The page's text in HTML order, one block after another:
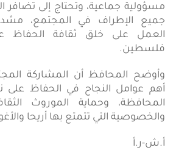
مسؤولية جماعية، وتحتاج إلى تضافر
جميع الإطراف في المجتمع،
العمل على خلق ثقافة الحفاظ
فلسطين.
وأوضح المحافظ أن المشاركة
أهم عوامل النجاح في الحفاظ على
المحافظة، وحماية الموروث
والخصوصية التي تتمتع بها أريحا
أ.ش-ر.أ